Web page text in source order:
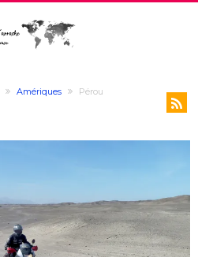
Amériques Pérou